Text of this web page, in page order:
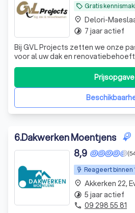
local_offer Gratis
Bij GVL Projects zetten we onze
voor al uw dak en
Prijsopgave
place
timelapse 7 jaar actief
6.Dakwerken Moentjens
Reageert binnen
8,9
place Akkerken 22,
timelapse 5 jaar actief
phone 09 298 55 81